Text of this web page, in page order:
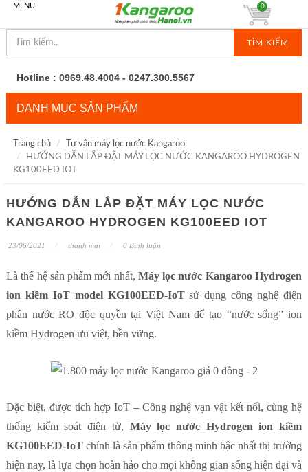
MENU
TÌM KIẾM
0
Hotline : 0969.48.4004 - 0247.300.5567
DANH MỤC SẢN PHẨM
Trang chủ
Tư vấn máy lọc nước Kangaroo
HƯỚNG DẪN LẮP ĐẶT MÁY LỌC NƯỚC KANGAROO HYDROGEN
KG100EED IOT
HƯỚNG DẪN LẮP ĐẶT MÁY LỌC NƯỚC
KANGAROO HYDROGEN KG100EED IOT
23/06/2021 thanh mai 0 Bình luận
Là thế hệ sản phẩm mới nhất, Máy lọc nước Kangaroo Hydrogen
ion kiềm IoT model KG100EED-IoTsử dụng công nghệ điện
phân nước RO độc quyền tại Việt Nam để tạo “nước sống” ion
kiềm Hydrogen ưu việt, bền vững.
Đặc biệt, được tích hợp IoT – Công nghệ vạn vật kết nối, cùng hệ
thống kiểm soát điện tử, Máy lọc nước Hydrogen ion kiềm
KG100EED-IoTchính là sản phẩm thông minh bậc nhất thị trường
hiện nay, là lựa chọn hoàn hảo cho mọi không gian sống hiện đại và